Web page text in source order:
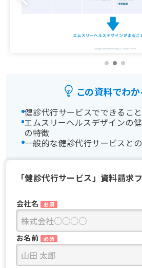
この資料でわか
健診代行サービスでできること
エムスリーヘルスデザインの
の特徴
一般的な健診代行サービスと
「健診代行サービス」資料請求
会社名 必須
お名前 必須